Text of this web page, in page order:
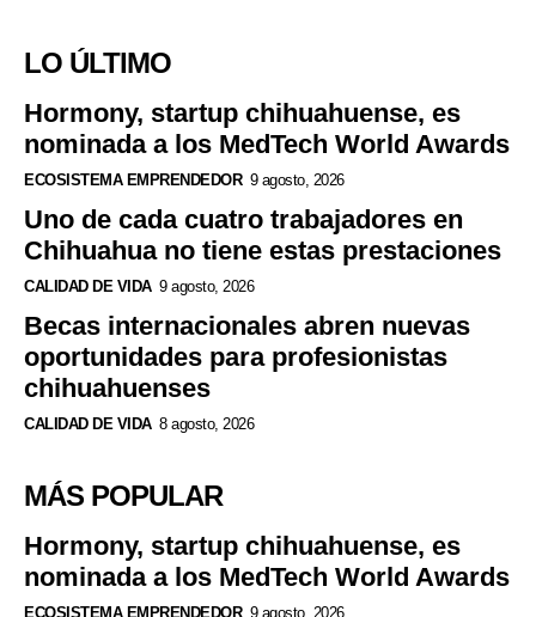
LO ÚLTIMO
Hormony, startup chihuahuense, es
nominada a los MedTech World Awards
ECOSISTEMA EMPRENDEDOR 9 agosto, 2026
Uno de cada cuatro trabajadores en
Chihuahua no tiene estas prestaciones
CALIDAD DE VIDA 9 agosto, 2026
Becas internacionales abren nuevas
oportunidades para profesionistas
chihuahuenses
CALIDAD DE VIDA 8 agosto, 2026
MÁS POPULAR
Hormony, startup chihuahuense, es
nominada a los MedTech World Awards
ECOSISTEMA EMPRENDEDOR 9 agosto, 2026